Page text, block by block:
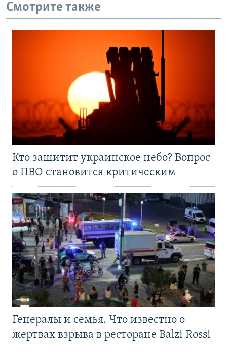
Смотрите также
Кто защитит украинское небо? Вопрос
о ПВО становится критическим
Генералы и семья. Что известно о
жертвах взрыва в ресторане Balzi Rossi